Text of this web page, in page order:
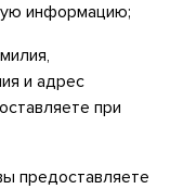
информацию;
и адрес
при
предоставляете